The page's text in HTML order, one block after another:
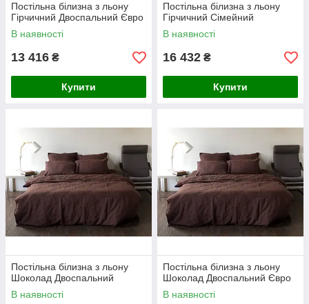
Постільна білизна з льону
Гірчичний Двоспальний Євро
В наявності
13 416 ₴
Купити
Постільна білизна з льону
Гірчичний Сімейний
В наявності
16 432 ₴
Купити
Постільна білизна з льону
Шоколад Двоспальний
В наявності
Постільна білизна з льону
Шоколад Двоспальний Євро
В наявності